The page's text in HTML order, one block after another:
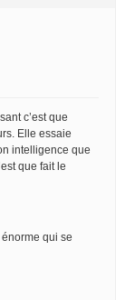
c’est que
Elle essaie
intelligence que
que fait le
qui se